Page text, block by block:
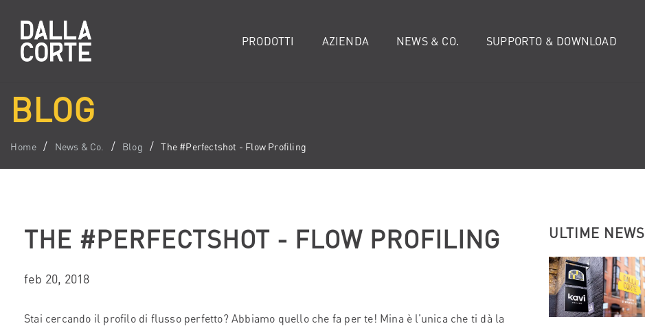
PRODOTTI AZIENDA NEWS & CO. SUPPORTO & DOWNLOAD
BLOG
Home News & Co. Blog The #Perfectshot - Flow Profiling
THE #PERFECTSHOT - FLOW PROFILING
feb 20, 2018
Stai cercando il profilo di flusso perfetto? Abbiamo quello che fa per te! Mina è l’unica che ti dà la
ULTIME NEWS